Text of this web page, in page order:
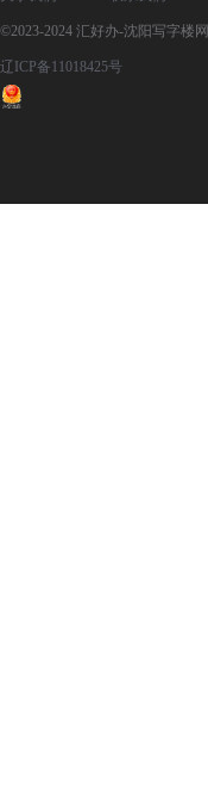
©2023-2024 汇好办-沈阳写字楼网
辽ICP备11018425号